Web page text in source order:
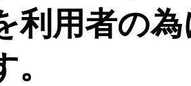
利用者の